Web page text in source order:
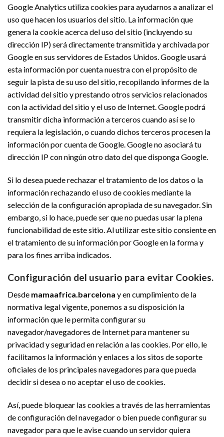
Google Analytics utiliza cookies para ayudarnos a analizar el
uso que hacen los usuarios del sitio. La información que
genera la cookie acerca del uso del sitio (incluyendo su
dirección IP) será directamente transmitida y archivada por
Google en sus servidores de Estados Unidos. Google usará
esta información por cuenta nuestra con el propósito de
seguir la pista de su uso del sitio, recopilando informes de la
actividad del sitio y prestando otros servicios relacionados
con la actividad del sitio y el uso de Internet. Google podrá
transmitir dicha información a terceros cuando así se lo
requiera la legislación, o cuando dichos terceros procesen la
información por cuenta de Google. Google no asociará tu
dirección IP con ningún otro dato del que disponga Google.
Si lo desea puede rechazar el tratamiento de los datos o la
información rechazando el uso de cookies mediante la
selección de la configuración apropiada de su navegador. Sin
embargo, si lo hace, puede ser que no puedas usar la plena
funcionabilidad de este sitio. Al utilizar este sitio consiente en
el tratamiento de su información por Google en la forma y
para los fines arriba indicados.
Configuración del usuario para evitar Cookies.
Desde mamaafrica.barcelona y en cumplimiento de la
normativa legal vigente, ponemos a su disposición la
información que le permita configurar su
navegador/navegadores de Internet para mantener su
privacidad y seguridad en relación a las cookies. Por ello, le
facilitamos la información y enlaces a los sitos de soporte
oficiales de los principales navegadores para que pueda
decidir si desea o no aceptar el uso de cookies.
Así, puede bloquear las cookies a través de las herramientas
de configuración del navegador o bien puede configurar su
navegador para que le avise cuando un servidor quiera